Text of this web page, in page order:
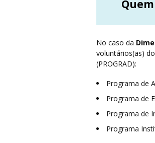
No caso da
voluntários(as)
(PROGRAD):
Programa de
Programa de
Programa de
Programa